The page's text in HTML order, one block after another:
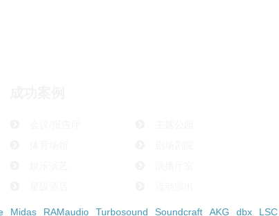
Midas RAMaudio Turbosound Soundcraft AKG dbx LSC